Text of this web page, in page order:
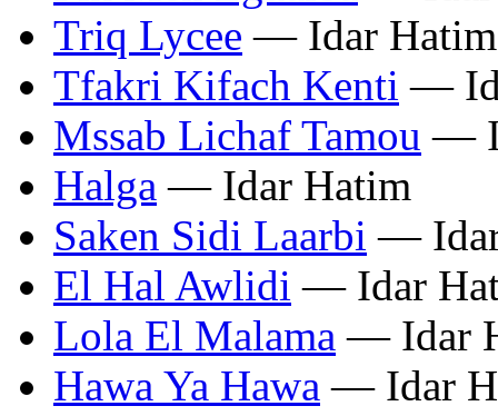
Triq Lycee — Idar Hatim
Tfakri Kifach Kenti —
Mssab Lichaf Tamou —
Halga — Idar Hatim
Saken Sidi Laarbi —
El Hal Awlidi — Idar
Lola El Malama — Idar
Hawa Ya Hawa — Idar